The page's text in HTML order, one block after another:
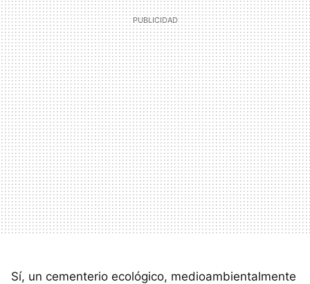
Sí, un cementerio ecológico, medioambientalmente